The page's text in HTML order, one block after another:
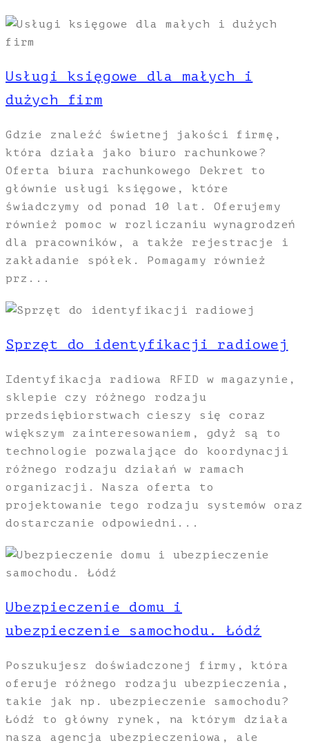
Usługi księgowe dla małych i
dużych firm
Gdzie znaleźć świetnej jakości firmę,
która działa jako biuro rachunkowe?
Oferta biura rachunkowego Dekret to
głównie usługi księgowe, które
świadczymy od ponad 10 lat. Oferujemy
również pomoc w rozliczaniu wynagrodzeń
dla pracowników, a także rejestracje i
zakładanie spółek. Pomagamy również
prz...
Sprzęt do identyfikacji radiowej
Identyfikacja radiowa RFID w magazynie,
sklepie czy różnego rodzaju
przedsiębiorstwach cieszy się coraz
większym zainteresowaniem, gdyż są to
technologie pozwalające do koordynacji
różnego rodzaju działań w ramach
organizacji. Nasza oferta to
projektowanie tego rodzaju systemów oraz
dostarczanie odpowiedni...
Ubezpieczenie domu i
ubezpieczenie samochodu. Łódź
Poszukujesz doświadczonej firmy, która
oferuje różnego rodzaju ubezpieczenia,
takie jak np. ubezpieczenie samochodu?
Łódź to główny rynek, na którym działa
nasza agencja ubezpieczeniowa, ale